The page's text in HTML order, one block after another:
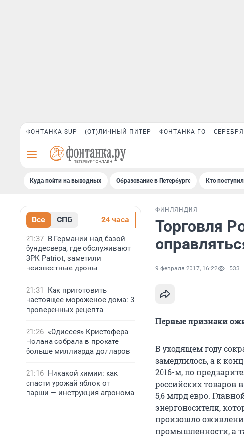
ФОНТАНКА SUP (ОТ)ЛИЧНЫЙ ПИТЕР ФОНТАНКА ГО
Куда пойти на выходных Образование в Петербурге Кто
Все СПБ 24 часа
21:37 В Германии над базой
бундесвера, где обслуживают
ЗРК Patriot, заметили
неизвестные дроны
21:31
Как приготовить
настоящее мороженое дома: 3
проверенных рецепта
21:26 «Одиссея» Кристофера
Нолана собрала в прокате
больше миллиарда долларов
21:16 Никакой химии: как
спасти урожай яблок от
парши — инструкция агронома
ФИНЛЯНДИЯ
Торговля
9 февраля 2017, 16:22 533
Первые признаки
В уходящем году
замедлилось, а к
2016-м, по
российских товаров
5,6 млрд евро.
энергоносители,
произошло
промышленности, а